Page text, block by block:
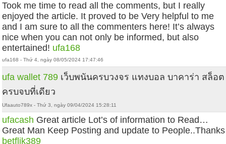
Took me time to read all the comments, but I really
enjoyed the article. It proved to be Very helpful to me
and I am sure to all the commenters here! It’s always
nice when you can not only be informed, but also
entertained! ufa168
ufa168 - Thứ 4, ngày 08/05/2024 17:47:46
ufa wallet 789 เว็บพนันครบวงจร แทงบอล บาคาร่า สล็อต
ครบจบที่เดียว
Ufaauto789x - Thứ 3, ngày 09/04/2024 15:28:11
ufacash Great article Lot’s of information to Read…
Great Man Keep Posting and update to People..Thanks
betflik389